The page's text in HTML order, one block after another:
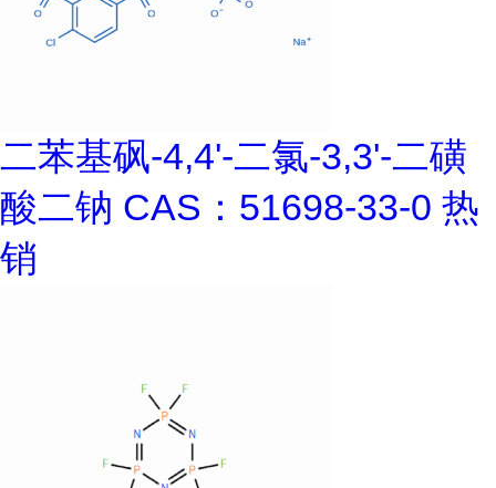
二苯基砜-4,4'-二氯-3,3'-二磺
酸二钠 CAS：51698-33-0 热
销